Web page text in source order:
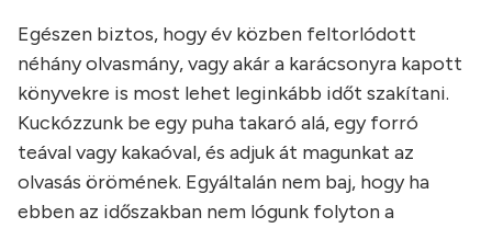
Egészen biztos, hogy év közben feltorlódott
néhány olvasmány, vagy akár a karácsonyra kapott
könyvekre is most lehet leginkább időt szakítani.
Kuckózzunk be egy puha takaró alá, egy forró
teával vagy kakaóval, és adjuk át magunkat az
olvasás örömének. Egyáltalán nem baj, hogy ha
ebben az időszakban nem lógunk folyton a